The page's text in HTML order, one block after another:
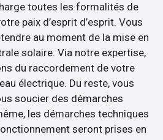
toutes les formalités de
paix d’esprit d’esprit. Vous
au moment de la mise en
solaire. Via notre expertise,
du raccordement de votre
électrique. Du reste, vous
soucier des démarches
les démarches techniques
seront prises en